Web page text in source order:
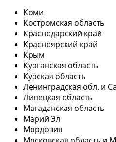
Коми
Костромская область
Краснодарский край
Красноярский край
Крым
Курганская область
Курская область
Ленинградская обл. и
Липецкая область
Магаданская область
Марий Эл
Мордовия